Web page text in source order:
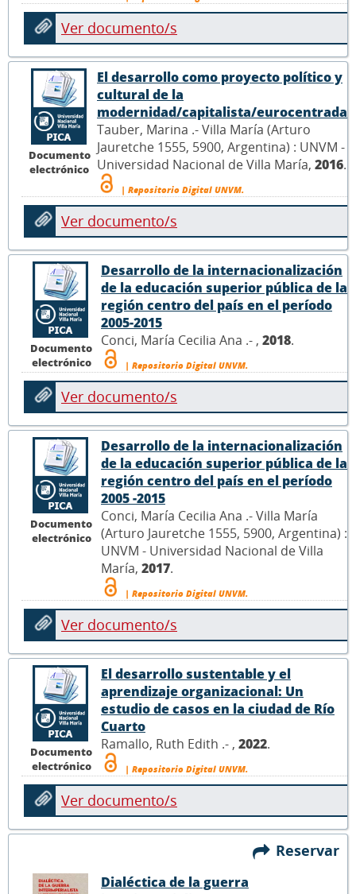
Ver documento/s
Documento
electrónico
El desarrollo como proyecto político y
cultural de la
modernidad/capitalista/eurocentrada
Tauber, Marina .- Villa María (Arturo
Jauretche 1555, 5900, Argentina) : UNVM -
Universidad Nacional de Villa María, 2016.
| Repositorio Digital UNVM.
Ver documento/s
Documento
electrónico
Desarrollo de la internacionalización
de la educación superior pública de la
región centro del país en el período
2005-2015
Conci, María Cecilia Ana .- , 2018.
| Repositorio Digital UNVM.
Ver documento/s
Documento
electrónico
Desarrollo de la internacionalización
de la educación superior pública de la
región centro del país en el período
2005 -2015
Conci, María Cecilia Ana .- Villa María
(Arturo Jauretche 1555, 5900, Argentina) :
UNVM - Universidad Nacional de Villa
María, 2017.
| Repositorio Digital UNVM.
Ver documento/s
Documento
electrónico
El desarrollo sustentable y el
aprendizaje organizacional: Un
estudio de casos en la ciudad de Río
Cuarto
Ramallo, Ruth Edith .- , 2022.
| Repositorio Digital UNVM.
Ver documento/s
Reservar
Dialéctica de la guerra